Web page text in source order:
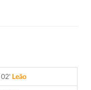
02' Leão